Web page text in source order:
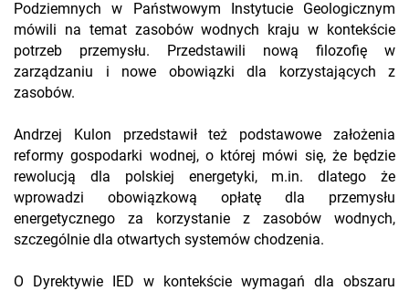
Podziemnych w Państwowym Instytucie Geologicznym
mówili na temat zasobów wodnych kraju w kontekście
potrzeb przemysłu. Przedstawili nową filozofię w
zarządzaniu i nowe obowiązki dla korzystających z
zasobów.
Andrzej Kulon przedstawił też podstawowe założenia
reformy gospodarki wodnej, o której mówi się, że będzie
rewolucją dla polskiej energetyki, m.in. dlatego że
wprowadzi obowiązkową opłatę dla przemysłu
energetycznego za korzystanie z zasobów wodnych,
szczególnie dla otwartych systemów chodzenia.
O Dyrektywie IED w kontekście wymagań dla obszaru